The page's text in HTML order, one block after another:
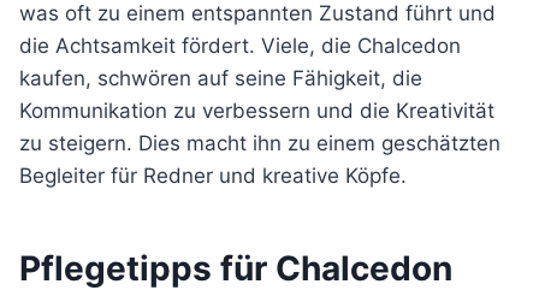
was oft zu einem entspannten Zustand führt und
die Achtsamkeit fördert. Viele, die Chalcedon
kaufen, schwören auf seine Fähigkeit, die
Kommunikation zu verbessern und die Kreativität
zu steigern. Dies macht ihn zu einem geschätzten
Begleiter für Redner und kreative Köpfe.
Pflegetipps für Chalcedon